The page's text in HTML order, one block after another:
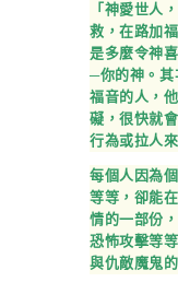
「神愛世人
救，在路加
是多麼令神
─你的神。其
福音的人，
礙，很快就
行為或拉人
每個人因為
等等，卻能
情的一部份
恐怖攻擊等
與仇敵魔鬼